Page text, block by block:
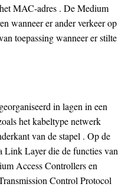
MAC-adres . De Medium
wanneer er ander verkeer op
toepassing wanneer er stilte
in lagen in een
het kabeltype netwerk
van de stapel . Op de
Link Layer die de functies van
Access Controllers en
Control Protocol